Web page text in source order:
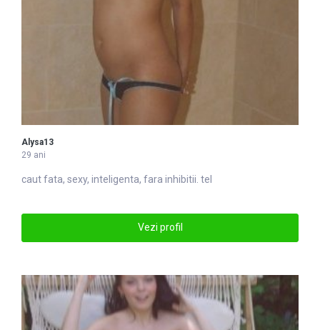
Alysa13
29 ani
caut fata, sexy, intel igenta, fara inhibitii. tel
Vezi profil